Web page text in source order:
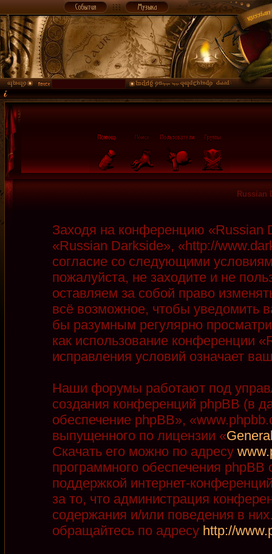
Russian
Заходя на конференцию
«Russian Darkside», «http://
согласие со следующими
пожалуйста, не заходите и не
оставляем за собой право
всё возможное, чтобы уведомить
бы разумным регулярно
как использование конференции
исправления условий означает
Наши форумы работают под
создания конференций phpBB (в
обеспечение phpBB»,
выпущенного по лицензии «
Скачать его можно по адресу
программного обеспечения phpBB
поддержкой интернет-
за то, что администрация
содержания и/или поведения в
обращайтесь по адресу http://